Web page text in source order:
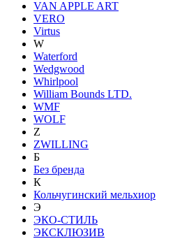
VAN APPLE ART
VERO
Virtus
W
Waterford
Wedgwood
Whirlpool
William Bounds LTD.
WMF
WOLF
Z
ZWILLING
Б
Без бренда
К
Кольчугинский мельхиор
Э
ЭКО-СТИЛЬ
ЭКСКЛЮЗИВ